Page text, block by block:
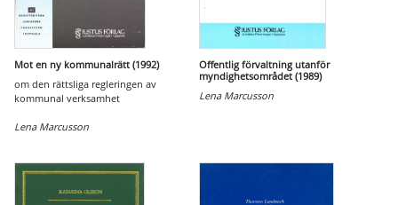
Mot en ny kommunalrätt (1992)
om den rättsliga regleringen av
kommunal verksamhet
Lena Marcusson
Offentlig förvaltning utanför
myndighetsområdet (1989)
Lena Marcusson